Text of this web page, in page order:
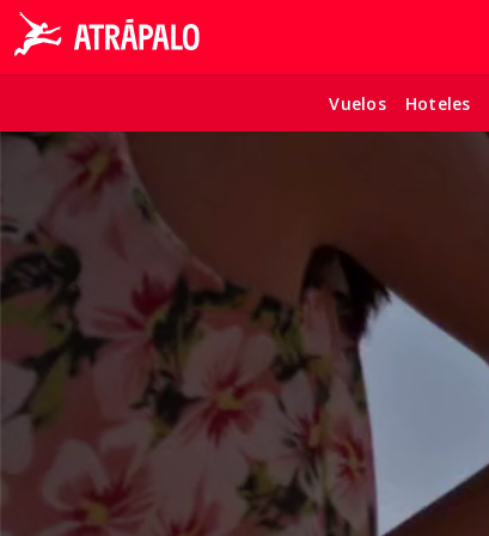
Vuelos Hoteles